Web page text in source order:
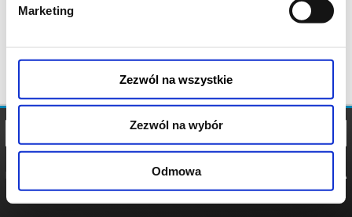
Marketing
Zezwól na wszystkie
Zezwól na wybór
Odmowa
POLITYKA
POLITYKA